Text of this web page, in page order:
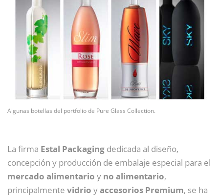
Algunas botellas del portfolio de Pure Glass Collection.
La firma Estal Packaging dedicada al diseño,
concepción y producción de embalaje especial para el
mercado alimentario y no alimentario,
principalmente vidrio yaccesorios Premium, se ha